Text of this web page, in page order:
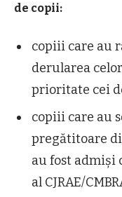
de copii:
copiii care au
derularea
prioritate cei
copiii care au
pregătitoare
au fost admiși
al CJRAE/